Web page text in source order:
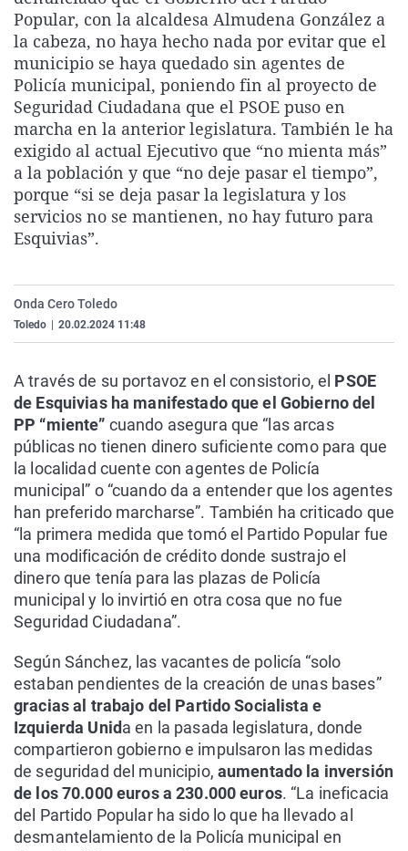
La rosa de los vientos
Gente viajera
Como el perro y el
Caso
Retornados
Equipo de
Operación Viuda
Extremadura
Galicia
La Rioja
Navarra
País Vasco
Virales
Televisión
Elecciones
Popular, con la alcaldesa Almudena González a
la cabeza, no haya hecho nada por evitar que el
municipio se haya quedado sin agentes de
Policía municipal, poniendo fin al proyecto de
Seguridad Ciudadana que el PSOE puso en
marcha en la anterior legislatura. También le ha
exigido al actual Ejecutivo que “no mienta más”
a la población y que “no deje pasar el tiempo”,
porque “si se deja pasar la legislatura y los
servicios no se mantienen, no hay futuro para
Esquivias”.
Onda Cero Toledo
Toledo 20.02.2024 11:48
A través de su portavoz en el consistorio, el PSOE
de Esquivias ha manifestado que el Gobierno del
PP “miente” cuando asegura que “las arcas
públicas no tienen dinero suficiente como para que
la localidad cuente con agentes de Policía
municipal” o “cuando da a entender que los agentes
han preferido marcharse”. También ha criticado que
“la primera medida que tomó el Partido Popular fue
una modificación de crédito donde sustrajo el
dinero que tenía para las plazas de Policía
municipal y lo invirtió en otra cosa que no fue
Seguridad Ciudadana”.
Según Sánchez, las vacantes de policía “solo
estaban pendientes de la creación de unas bases”
gracias al trabajo del Partido Socialista e
Izquierda Unida en la pasada legislatura, donde
compartieron gobierno e impulsaron las medidas
de seguridad del municipio, aumentado la inversión
de los 70.000 euros a 230.000 euros. “La ineficacia
del Partido Popular ha sido lo que ha llevado al
desmantelamiento de la Policía municipal en